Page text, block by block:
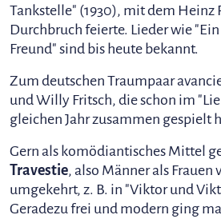
Tankstelle" (1930), mit dem Heinz
Durchbruch feierte. Lieder wie
Freund" sind bis heute bekannt.
Zum deutschen Traumpaar
und Willy Fritsch, die schon im
gleichen Jahr zusammen gespielt
Gern als komödiantisches Mittel
Travestie, also Männer als Frauen
umgekehrt, z. B. in "Viktor und
Geradezu frei und modern ging